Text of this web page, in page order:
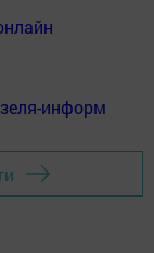
информ